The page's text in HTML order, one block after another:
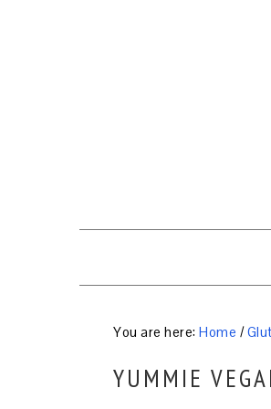
You are here: Home /
YUMMIE